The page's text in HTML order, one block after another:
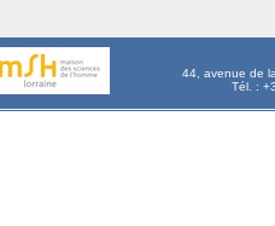
44, avenue de
Tél. :